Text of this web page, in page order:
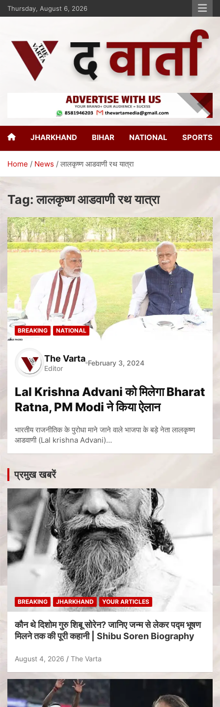
Thursday, August 6, 2026
The Varta
JHARKHAND BIHAR NATIONAL SPORTS
Home News लालकृष्ण आडवाणी रथ यात्रा
Tag:लालकृष्ण आडवाणी रथ यात्रा
BREAKING NATIONAL
The Varta
Editor
February 3, 2024
Lal Krishna Advani को मिलेगा Bharat
Ratna, PM Modi ने किया ऐलान
भारतीय राजनीतिक के पुरोधा माने जाने वाले भाजपा के बड़े नेता लालकृष्ण
आडवाणी (Lal krishna Advani)…
प्रमुख खबरें
BREAKING JHARKHAND YOUR ARTICLES
कौन थे दिशोम गुरु शिबू सोरेन? जानिए जन्म से लेकर पद्म भूषण
मिलने तक की पूरी कहानी | Shibu Soren Biography
August 4, 2026 The Varta